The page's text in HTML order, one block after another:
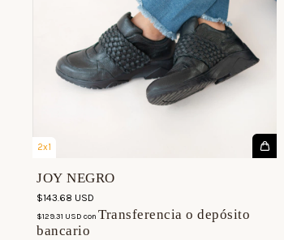
2x1
JOY NEGRO
$143.68 USD
$129.31 USD con Transferencia o depósito
bancario